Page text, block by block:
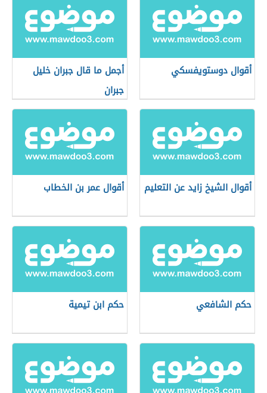
أقوال دوستويفسكي
أجمل ما قال جبران خليل
جبران
أقوال الشيخ زايد عن التعليم أقوال عمر بن الخطاب
حكم الشافعي حكم ابن تيمية